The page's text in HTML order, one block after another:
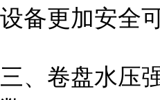
设备更加安全
三、卷盘水压